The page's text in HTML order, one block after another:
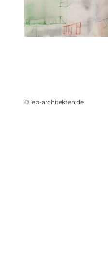
© lep-architekten.de